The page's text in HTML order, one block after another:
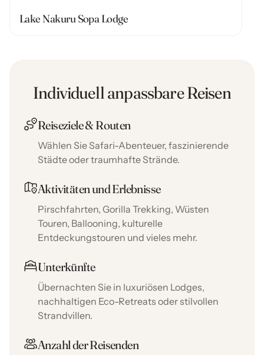
Lake Nakuru Sopa Lodge
Individuell anpassbare Reisen
Reiseziele & Routen
Wählen Sie Safari-Abenteuer, faszinierende
Städte oder traumhafte Strände.
Aktivitäten und Erlebnisse
Pirschfahrten, Gorilla Trekking, Wüsten
Touren, Ballooning, kulturelle
Entdeckungstouren und vieles mehr.
Unterkünfte
Übernachten Sie in luxuriösen Lodges,
nachhaltigen Eco-Retreats oder stilvollen
Strandvillen.
Anzahl der Reisenden